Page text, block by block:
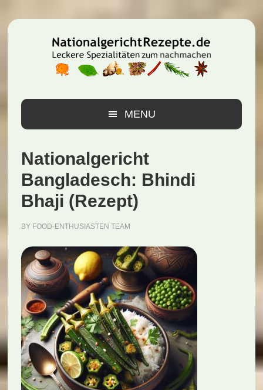
Hauptnavigation
Inhalt
Seitenspalte
MENU
Nationalgericht
Bangladesch: Bhindi
Bhaji (Rezept)
BY FOOD-ENTHUSIASTEN TEAM